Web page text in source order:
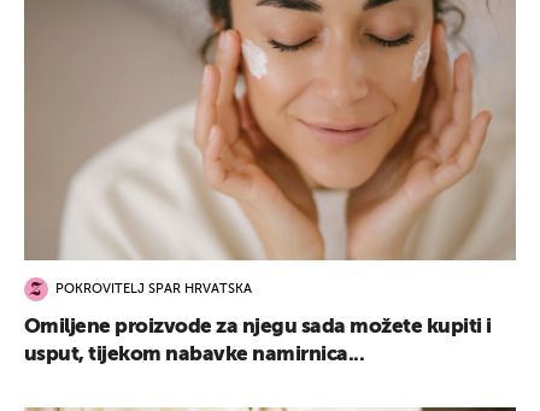
POKROVITELJ SPAR HRVATSKA
Omiljene proizvode za njegu sada možete kupiti i
usput, tijekom nabavke namirnica...